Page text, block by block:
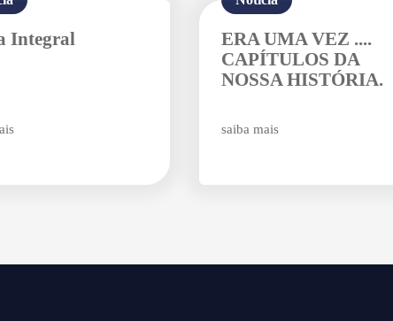
Integral
ERA UMA VEZ ....
CAPÍTULOS DA
NOSSA HISTÓRIA.
saiba mais